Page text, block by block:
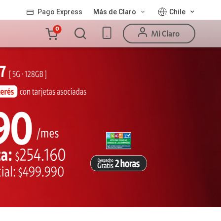
Pago Express Más de Claro Chile
Mi Claro
Carro
la
0